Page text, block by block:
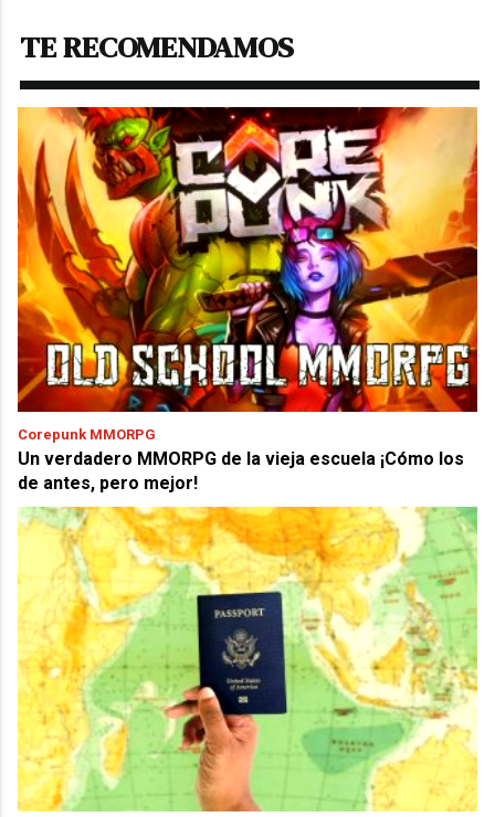
TE RECOMENDAMOS
Corepunk MMORPG
Un verdadero MMORPG de la vieja escuela ¡Cómo los
de antes, pero mejor!